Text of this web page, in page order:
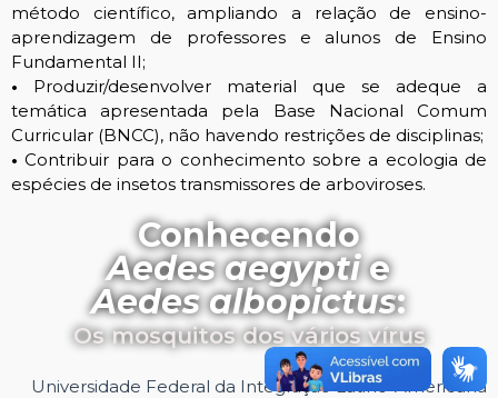
método científico, ampliando a relação de ensino-
aprendizagem de professores e alunos de Ensino
Fundamental II;
• Produzir/desenvolver material que se adeque a
temática apresentada pela Base Nacional Comum
Curricular (BNCC), não havendo restrições de disciplinas;
•Contribuir para o conhecimento sobre a ecologia de
espécies de insetos transmissores de arboviroses.
Conhecendo
Aedes aegyptie
Aedes albopictus:
Os mosquitos dos vários vírus
Universidade Federal da Integração Latino-Americana